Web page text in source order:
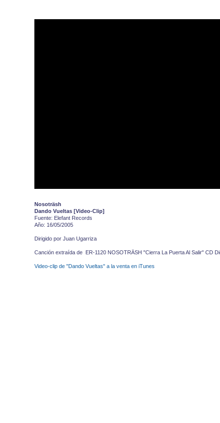
Nosoträsh
Dando Vueltas [Video-Clip]
Fuente: Elefant Records
Año: 16/05/2005
Dirigido por Juan Ugarriza
Canción extraída de ER-1120 NOSOTRÄSH "Cierra La Puerta Al Salir" CD
Video-clip de "Dando Vueltas" a la venta en iTunes